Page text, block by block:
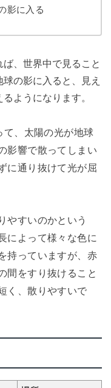
影に入る
、世界中で見ること
の影に入ると、見え
ようになります。
て、太陽の光が地球
影響で散ってしまい
に通り抜けて光が屈
やすいのかという
によって様々な色に
持っていますが、赤
間をすり抜けること
く、散りやすいで